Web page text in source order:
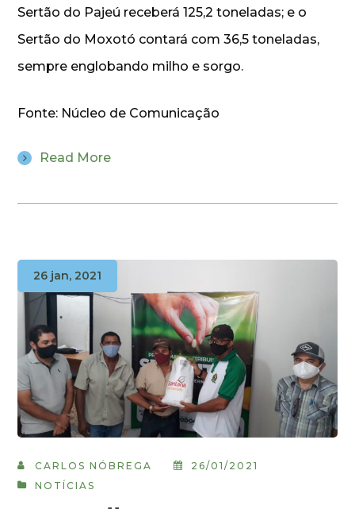
Sertão do Pajeú receberá 125,2 toneladas; e o
Sertão do Moxotó contará com 36,5 toneladas,
sempre englobando milho e sorgo.
Fonte: Núcleo de Comunicação
Read More
26 jan, 2021
CARLOS NÓBREGA
26/01/2021
NOTÍCIAS